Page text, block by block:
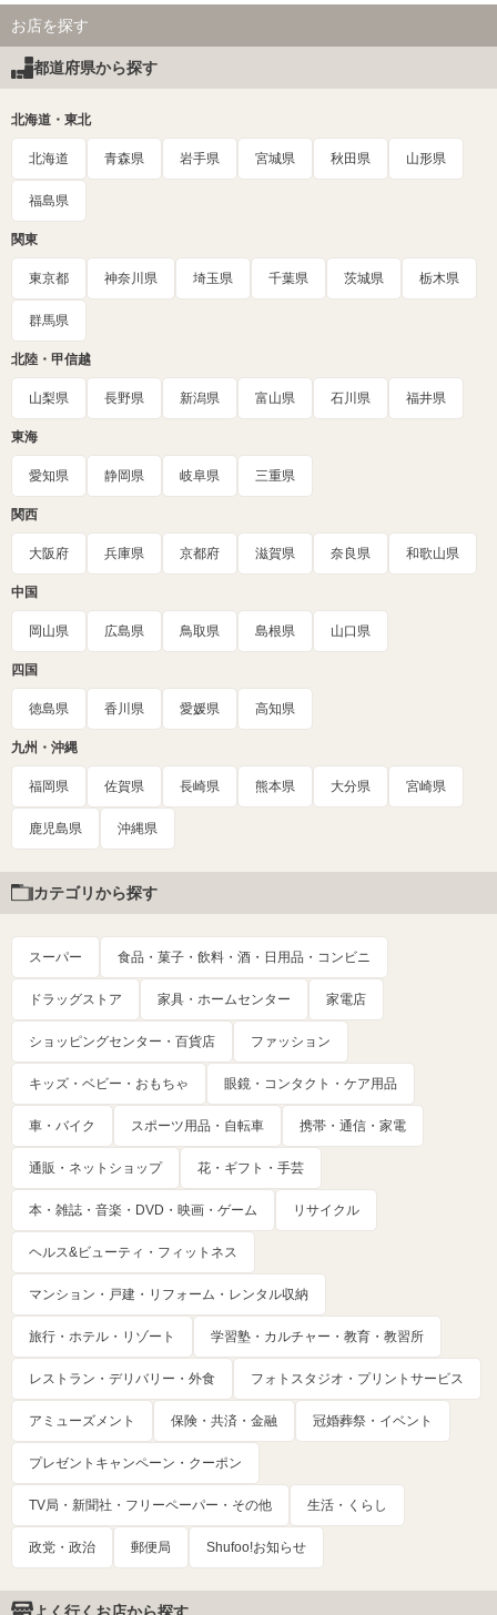
お店を探す
都道府県から探す
北海道・東北
北海道 青森県 岩手県 宮城県 秋田県 山形県
福島県
関東
東京都 神奈川県 埼玉県 千葉県 茨城県 栃木県
群馬県
北陸・甲信越
山梨県 長野県 新潟県 富山県 石川県 福井県
東海
愛知県 静岡県 岐阜県 三重県
関西
大阪府 兵庫県 京都府 滋賀県 奈良県 和歌山県
中国
岡山県 広島県 鳥取県 島根県 山口県
四国
徳島県 香川県 愛媛県 高知県
九州・沖縄
福岡県 佐賀県 長崎県 熊本県 大分県 宮崎県
鹿児島県 沖縄県
カテゴリから探す
スーパー 食品・菓子・飲料・酒・日用品・コンビニ
ドラッグストア 家具・ホームセンター 家電店
ショッピングセンター・百貨店 ファッション
キッズ・ベビー・おもちゃ 眼鏡・コンタクト・ケア用品
車・バイク スポーツ用品・自転車 携帯・通信・家電
通販・ネットショップ 花・ギフト・手芸
本・雑誌・音楽・DVD・映画・ゲーム リサイクル
ヘルス&ビューティ・フィットネス
マンション・戸建・リフォーム・レンタル収納
旅行・ホテル・リゾート 学習塾・カルチャー・教育・教習所
レストラン・デリバリー・外食 フォトスタジオ・プリントサービス
アミューズメント 保険・共済・金融 冠婚葬祭・イベント
プレゼントキャンペーン・クーポン
TV局・新聞社・フリーペーパー・その他 生活・くらし
政党・政治 郵便局 Shufoo!お知らせ